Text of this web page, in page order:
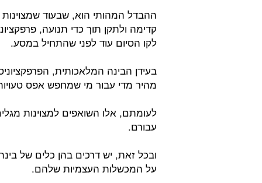
ההבדל המהותי הוא, שבעוד
קדימה ולתקן תוך כדי תנועה,
לקו הסיום עוד לפני שהתחיל במסע.
בעידן הבינה המלאכותית,
מהיר מדי עבור מי שמחפש אפס
לעומתם, אלו השואפים למצוינות
עבורם.
ובכל זאת, יש דרכים בהן כלים של
על המכשלות העצמיות שלהם.